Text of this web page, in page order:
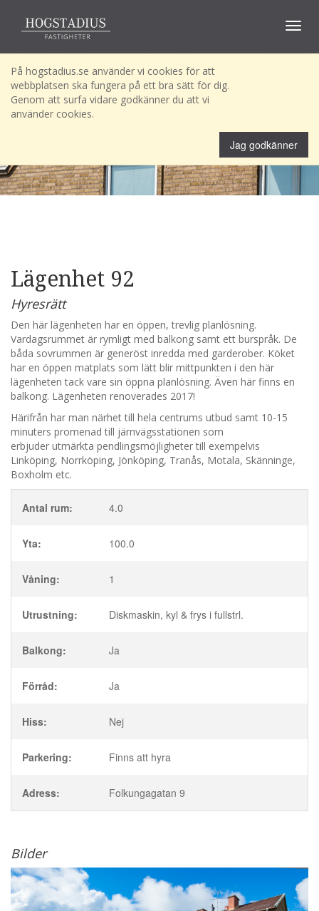
På hogstadius.se använder vi cookies för att
webbplatsen ska fungera på ett bra sätt för dig.
Genom att surfa vidare godkänner du att vi
använder cookies.
Jag godkänner
Toggle
Lägenhet 92
Hyresrätt
Den här lägenheten har en öppen, trevlig planlösning.
Vardagsrummet är rymligt med balkong samt ett burspråk. De
båda sovrummen är generöst inredda med garderober. Köket
har en öppen matplats som lätt blir mittpunkten i den här
lägenheten tack vare sin öppna planlösning. Även här finns en
balkong. Lägenheten renoverades 2017!
Härifrån har man närhet till hela centrums utbud samt 10-15
minuters promenad till järnvägsstationen som
erbjuder utmärkta pendlingsmöjligheter till exempelvis
Linköping, Norrköping, Jönköping, Tranås, Motala, Skänninge,
Boxholm etc.
Antal rum: 4.0
Yta: 100.0
Våning: 1
Utrustning: Diskmaskin, kyl & frys i fullstrl.
Balkong: Ja
Förråd: Ja
Hiss: Nej
Parkering: Finns att hyra
Adress: Folkungagatan 9
Bilder